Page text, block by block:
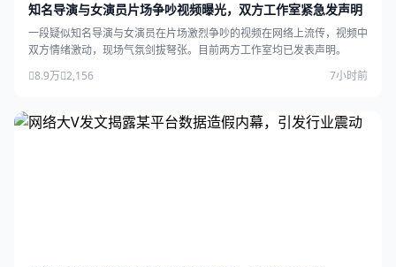
知名导演与女演员片场争吵视频曝光，双方工作室紧急发声明
一段疑似知名导演与女演员在片场激烈争吵的视频在网络上流传，视频中
双方情绪激动，现场气氛剑拔弩张。目前两方工作室均已发表声明。
8.9万 2,156 7小时前